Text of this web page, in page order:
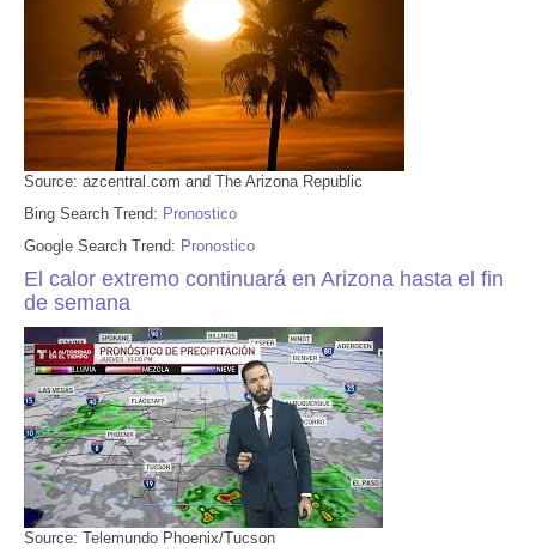
Source: azcentral.com and The Arizona Republic
Bing Search Trend: Pronostico
Google Search Trend: Pronostico
El calor extremo continuará en Arizona hasta el fin
de semana
Source: Telemundo Phoenix/Tucson